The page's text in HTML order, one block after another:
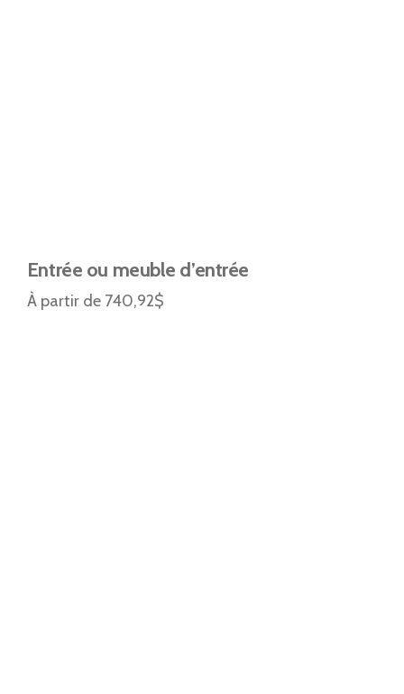
Entrée ou meuble d’entrée
À partir de 740,92$